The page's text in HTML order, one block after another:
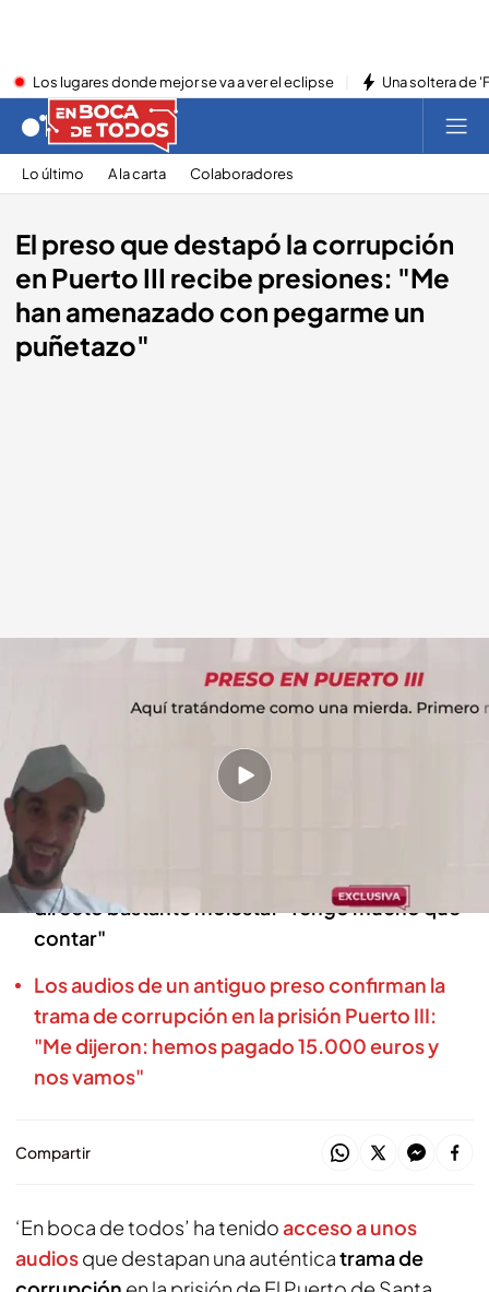
Los lugares donde mejor se va a ver el eclipse Una soltera de
Lo último A la carta Colaboradores
El preso que destapó la corrupción
en Puerto III recibe presiones: "Me
han amenazado con pegarme un
puñetazo"
En boca de todos
Puerto III: ¿la cárcel de la corrupción en
España?
La madre de este preso amenazado entraba en
directo bastante molesta: "Tengo mucho que
contar"
Los audios de un antiguo preso confirman la
trama de corrupción en la prisión Puerto III:
"Me dijeron: hemos pagado 15.000 euros y
nos vamos"
Compartir
‘En boca de todos’ ha tenidoacceso a unos
audiosque destapan una auténticatrama de